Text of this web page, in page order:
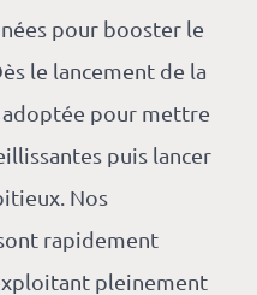
pour booster le
le lancement de la
pour mettre
puis lancer
Nos
rapidement
pleinement